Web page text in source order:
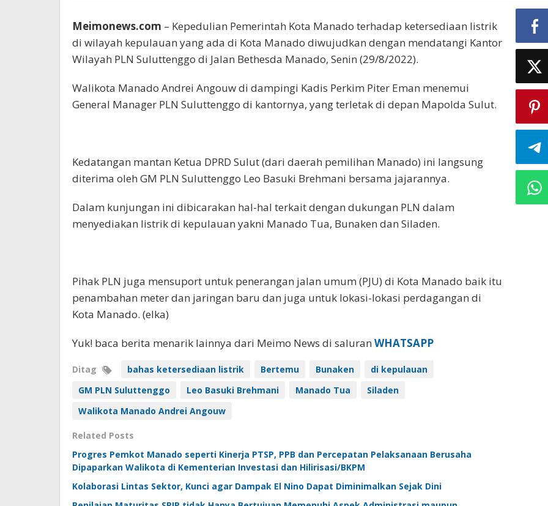
Meimonews.com – Kepedulian Pemerintah Kota Manado terhadap ketersediaan listrik
di wilayah kepulauan yang ada di Kota Manado diwujudkan dengan mendatangi Kantor
Wilayah PLN Suluttenggo di Jalan Bethesda Manado, Senin (29/8/2022).
Walikota Manado Andrei Angouw di dampingi Kadis Perkim Piter Eman menemui
General Manager PLN Suluttenggo di kantornya, yang terletak di depan Mapolda Sulut.
Kedatangan mantan Ketua DPRD Sulut (dari daerah pemilihan Manado) ini langsung
diterima oleh GM PLN Suluttenggo Leo Basuki Brehmani bersama jajarannya.
Dalam kunjungan ini dibicarakan hal-hal terkait dengan dukungan PLN dalam
menyediakan listrik di kepulauan yakni Manado Tua, Bunaken dan Siladen.
Pihak PLN juga mensuport untuk penerangan jalan umum (PJU) di Kota Manado baik itu
penambahan meter dan jaringan baru dan juga untuk lokasi-lokasi perdagangan di
Kota Manado. (elka)
Yuk! baca berita menarik lainnya dari Meimo News di saluran WHATSAPP
Ditag bahas ketersediaan listrik Bertemu Bunaken
di kepulauan
GM PLN Suluttenggo
Leo Basuki Brehmani Manado Tua
Siladen
Walikota Manado Andrei Angouw
Related Posts
Progres Pemkot Manado seperti Kinerja PTSP, PPB dan Percepatan Pelaksanaan Berusaha
Dipaparkan Walikota di Kementerian Investasi dan Hilirisasi/BKPM
Kolaborasi Lintas Sektor, Kunci agar Dampak El Nino Dapat Diminimalkan Sejak Dini